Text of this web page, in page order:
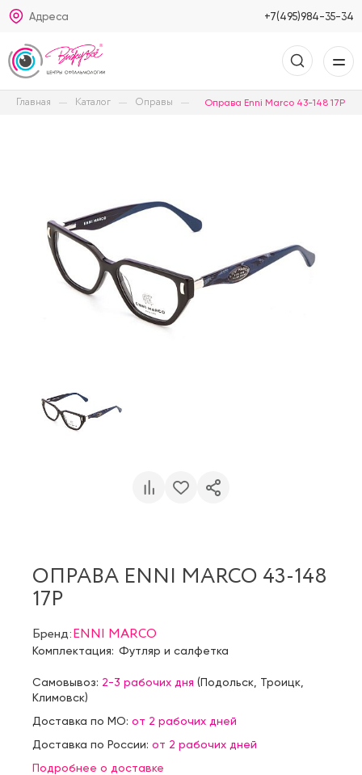
Адреса +7(495)984-35-34
Главная Каталог Оправы Оправа Enni Marco 43-148 17P
ОПРАВА ENNI MARCO 43-148
17P
Бренд:ENNI MARCO
Комплектация: Футляр и салфетка
Самовывоз: 2-3 рабочих дня (Подольск Троицк
Климовск)
Доставка по МО: от 2 рабочих дней
Доставка по России: от 2 рабочих дней
Подробнее о доставке